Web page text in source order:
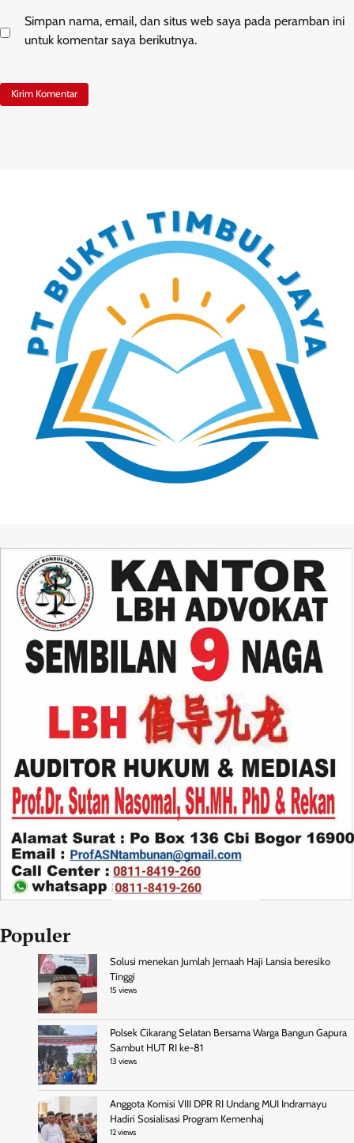
Simpan nama, email, dan situs web saya pada peramban ini
untuk komentar saya berikutnya.
Populer
Solusi menekan Jumlah Jemaah Haji Lansia beresiko
Tinggi
15 views
Polsek Cikarang Selatan Bersama Warga Bangun Gapura
Sambut HUT RI ke-81
13 views
Anggota Komisi VIII DPR RI Undang MUI Indramayu
Hadiri Sosialisasi Program Kemenhaj
12 views